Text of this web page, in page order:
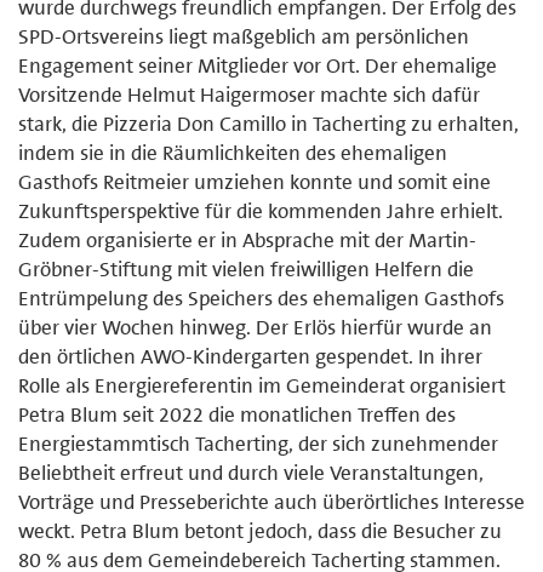
wurde durchwegs freundlich empfangen. Der Erfolg des
SPD-Ortsvereins liegt maßgeblich am persönlichen
Engagement seiner Mitglieder vor Ort. Der ehemalige
Vorsitzende Helmut Haigermoser machte sich dafür
stark, die Pizzeria Don Camillo in Tacherting zu erhalten,
indem sie in die Räumlichkeiten des ehemaligen
Gasthofs Reitmeier umziehen konnte und somit eine
Zukunftsperspektive für die kommenden Jahre erhielt.
Zudem organisierte er in Absprache mit der Martin-
Gröbner-Stiftung mit vielen freiwilligen Helfern die
Entrümpelung des Speichers des ehemaligen Gasthofs
über vier Wochen hinweg. Der Erlös hierfür wurde an
den örtlichen AWO-Kindergarten gespendet. In ihrer
Rolle als Energiereferentin im Gemeinderat organisiert
Petra Blum seit 2022 die monatlichen Treffen des
Energiestammtisch Tacherting, der sich zunehmender
Beliebtheit erfreut und durch viele Veranstaltungen,
Vorträge und Presseberichte auch überörtliches Interesse
weckt. Petra Blum betont jedoch, dass die Besucher zu
80 % aus dem Gemeindebereich Tacherting stammen.